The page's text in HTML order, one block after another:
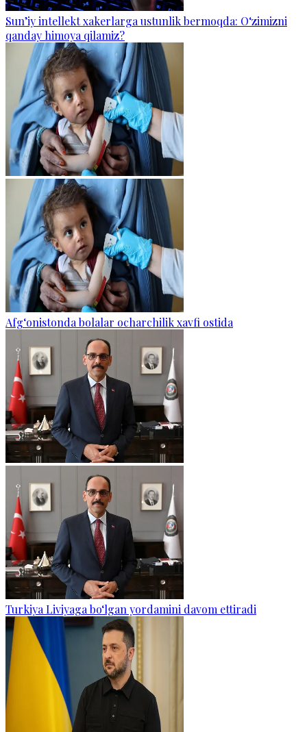
Sun’iy intellekt xakerlarga ustunlik bermoqda: O‘zimizni
qanday himoya qilamiz?
Afg‘onistonda bolalar ocharchilik xavfi ostida
Turkiya Liviyaga bo‘lgan yordamini davom ettiradi